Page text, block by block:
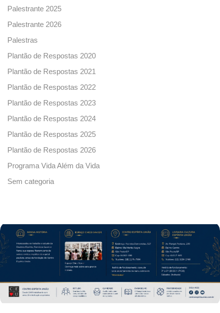
Palestrante 2025
Palestrante 2026
Palestras
Plantão de Respostas 2020
Plantão de Respostas 2021
Plantão de Respostas 2022
Plantão de Respostas 2023
Plantão de Respostas 2024
Plantão de Respostas 2025
Plantão de Respostas 2026
Programa Vida Além da Vida
Sem categoria